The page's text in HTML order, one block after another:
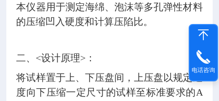
本仪器用于测定海绵、泡沫等多孔弹性材料
的压缩凹入硬度和计算压陷比。
二、<设计原理>：
将试样置于上、下压盘间，上压盘以规定速
度向下压缩一定尺寸的试样至标准要求的A
电话咨询